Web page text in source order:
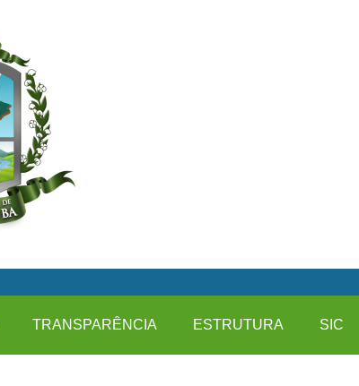
TRANSPARÊNCIA ESTRUTURA SIC
ferramentas